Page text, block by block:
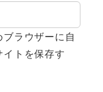
ラウザーに自
トを保存す